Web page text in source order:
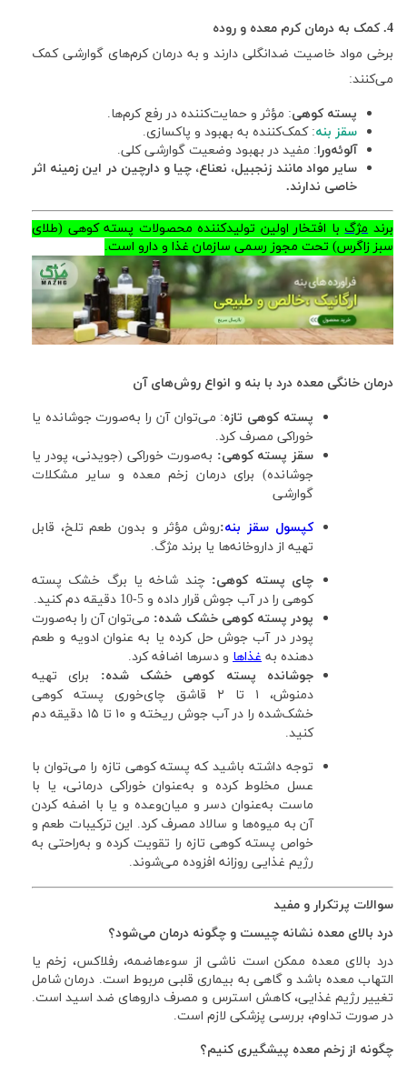
4. کمک به درمان کرم معده و روده
برخی مواد خاصیت ضدانگلی دارند و به درمان کرم‌های گوارشی کمک
می‌کنند:
پسته کوهی: مؤثر و حمایت‌کننده در رفع کرم‌ها.
سقز بنه: کمک‌کننده به بهبود و پاکسازی.
آلوئه‌ورا: مفید در بهبود وضعیت گوارشی کلی.
سایر مواد مانند زنجبیل، نعناع، چیا و دارچین در این زمینه اثر
خاصی ندارند.
برند مژگبا افتخار اولین تولیدکننده محصولات پسته کوهی (طلای
سبز زاگرس) تحت مجوز رسمی سازمان غذا و دارو است.
درمان خانگی معده درد با بنه و انواع روش‌های آن
پسته کوهی تازه: می‌توان آن را به‌صورت جوشانده یا
خوراکی مصرف کرد.
سقز پسته کوهی: به‌صورت خوراکی (جویدنی، پودر یا
جوشانده) برای درمان زخم معده و سایر مشکلات
گوارشی
کپسول سقز بنه:روش مؤثر و بدون طعم تلخ، قابل
تهیه از داروخانه‌ها یا برند مژگ.
چای پسته کوهی: چند شاخه یا برگ خشک پسته
کوهی را در آب جوش قرار داده و 5-10 دقیقه دم کنید.
پودر پسته کوهی خشک شده: می‌توان آن را به‌صورت
پودر در آب جوش حل کرده یا به عنوان ادویه و طعم
دهنده به غذاها و دسرها اضافه کرد.
جوشانده پسته کوهی خشک شده: برای
تهیه
دمنوش، ۱ تا ۲ قاشق چای‌خوری پسته کوهی
خشک‌شده را در آب جوش ریخته و ۱۰ تا ۱۵ دقیقه دم
کنید.
توجه داشته باشید که پسته کوهی تازه را می‌توان با
عسل مخلوط کرده و به‌عنوان خوراکی درمانی، یا با
ماست به‌عنوان دسر و میان‌وعده و یا با اضفه کردن
آن به میوه‌ها و سالاد مصرف کرد. این ترکیبات طعم و
خواص پسته کوهی تازه را تقویت کرده و به‌راحتی به
رژیم غذایی روزانه افزوده می‌شوند.
سوالات پرتکرار و مفید
درد بالای معده نشانه چیست و چگونه درمان می‌شود؟
درد بالای معده ممکن است ناشی از سوءهاضمه، رفلاکس، زخم یا
التهاب معده باشد و گاهی به بیماری قلبی مربوط است. درمان شامل
تغییر رژیم غذایی، کاهش استرس و مصرف داروهای ضد اسید است.
در صورت تداوم، بررسی پزشکی لازم است.
چگونه از زخم معده پیشگیری کنیم؟